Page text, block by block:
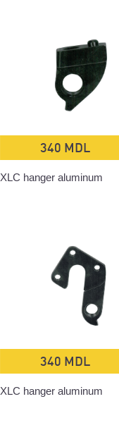
340 MDL
XLC hanger aluminum
340 MDL
XLC hanger aluminum